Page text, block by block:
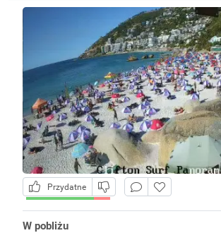
Przydatne
W pobliżu